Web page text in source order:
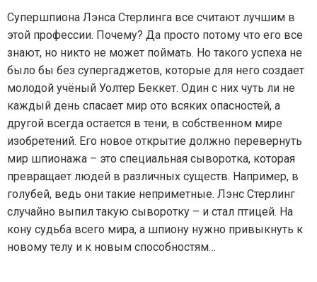
Супершпиона Лэнса Стерлинга все считают лучшим в
этой профессии. Почему? Да просто потому что его все
знают, но никто не может поймать. Но такого успеха не
было бы без супергаджетов, которые для него создает
молодой учёный Уолтер Беккет. Один с них чуть ли не
каждый день спасает мир ото всяких опасностей, а
другой всегда остается в тени, в собственном мире
изобретений. Его новое открытие должно перевернуть
мир шпионажа – это специальная сыворотка, которая
превращает людей в различных существ. Например, в
голубей, ведь они такие неприметные. Лэнс Стерлинг
случайно выпил такую сыворотку – и стал птицей. На
кону судьба всего мира, а шпиону нужно привыкнуть к
новому телу и к новым способностям…